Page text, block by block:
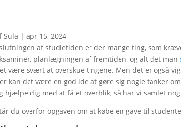
Sula | apr 15, 2024
af studietiden er der mange ting, som
planlægningen af fremtiden, og alt det man
være svært at overskue tingene. Men det er også
kan det være en god ide at gøre sig nogle tanker
hjælpe dig med at få et overblik, så har vi samlet
du overfor opgaven om at købe en gave til